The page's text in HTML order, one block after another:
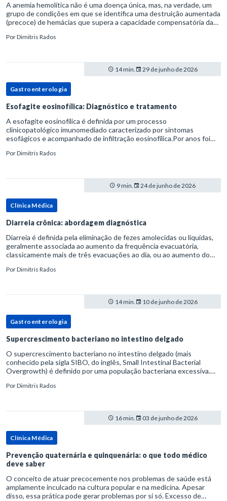
A anemia hemolítica não é uma doença única, mas, na verdade, um
grupo de condições em que se identifica uma destruição aumentada
(precoce) de hemácias que supera a capacidade compensatória da
PorDimitris Rados
14 min. 29 de junho de 2026
Gastroenterologia
Esofagite eosinofílica: Diagnóstico e tratamento
A esofagite eosinofílica é definida por um processo
clinicopatológico imunomediado caracterizado por sintomas
esofágicos e acompanhado de infiltração eosinofílica.Por anos foi
refluxo gastr
PorDimitris Rados
9 min. 24 de junho de 2026
Clínica Médica
Diarreia crônica: abordagem diagnóstica
Diarreia é definida pela eliminação de fezes amolecidas ou líquidas,
geralmente associada ao aumento da frequência evacuatória,
classicamente mais de três evacuações ao dia, ou ao aumento do
PorDimitris Rados
14 min. 10 de junho de 2026
Gastroenterologia
Supercrescimento bacteriano no intestino delgado
O supercrescimento bacteriano no intestino delgado (mais
conhecido pela sigla SIBO, do inglês, Small Intestinal Bacterial
Overgrowth) é definido por uma população bacteriana excessiva.
PorDimitris Rados
16 min. 03 de junho de 2026
Clínica Médica
Prevenção quaternária e quinquenária: o que todo médico
deve saber
O conceito de atuar precocemente nos problemas de saúde está
amplamente inculcado na cultura popular e na medicina. Apesar
disso, essa prática pode gerar problemas por si só. Excesso de